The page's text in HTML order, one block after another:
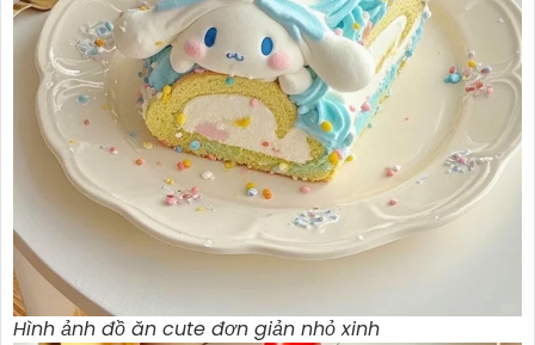
Hình ảnh đồ ăn cute đơn giản nhỏ xinh